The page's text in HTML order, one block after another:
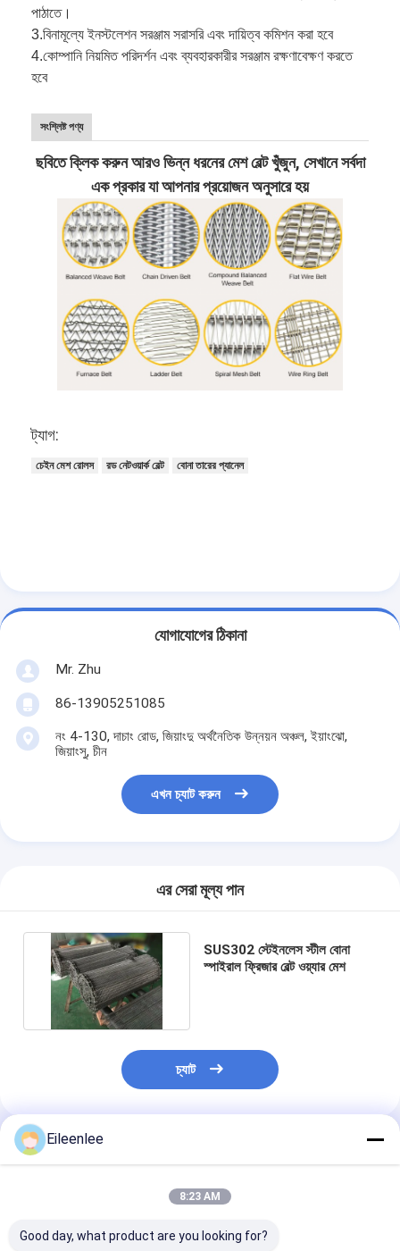
পাঠাতে।
3.বিনামূল্যে ইনস্টলেশন সরঞ্জাম সরাসরি এবং দায়িত্ব কমিশন করা হবে
4.কোম্পানি নিয়মিত পরিদর্শন এবং ব্যবহারকারীর সরঞ্জাম রক্ষণাবেক্ষণ করতে
হবে
সংশ্লিষ্ট পণ্য
ছবিতে ক্লিক করুন আরও ভিন্ন ধরনের মেশ বেল্ট খুঁজুন, সেখানে সর্বদা
এক প্রকার যা আপনার প্রয়োজন অনুসারে হয়
ট্যাগ:
চেইন মেশ রোলস রড নেটওয়ার্ক বেল্ট বোনা তারের প্যানেল
যোগাযোগের ঠিকানা
Mr. Zhu
86-13905251085
নং 4-130, দাচাং রোড, জিয়াংদু অর্থনৈতিক উন্নয়ন অঞ্চল, ইয়াংঝো,
জিয়াংসু, চীন
এখন চ্যাট করুন
এর সেরা মূল্য পান
SUS302 স্টেইনলেস স্টীল বোনা
স্পাইরাল ফ্রিজার বেল্ট ওয়্যার মেশ
চ্যাট
প্রস্তাবিত পণ্য
Eileenlee
8:23 AM
Good day, what product are you looking for?